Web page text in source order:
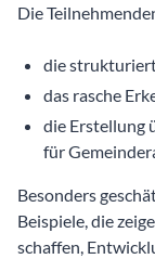
Die
die
das rasche
die Erstellung
für
Besonders
Beispiele, die
schaffen,